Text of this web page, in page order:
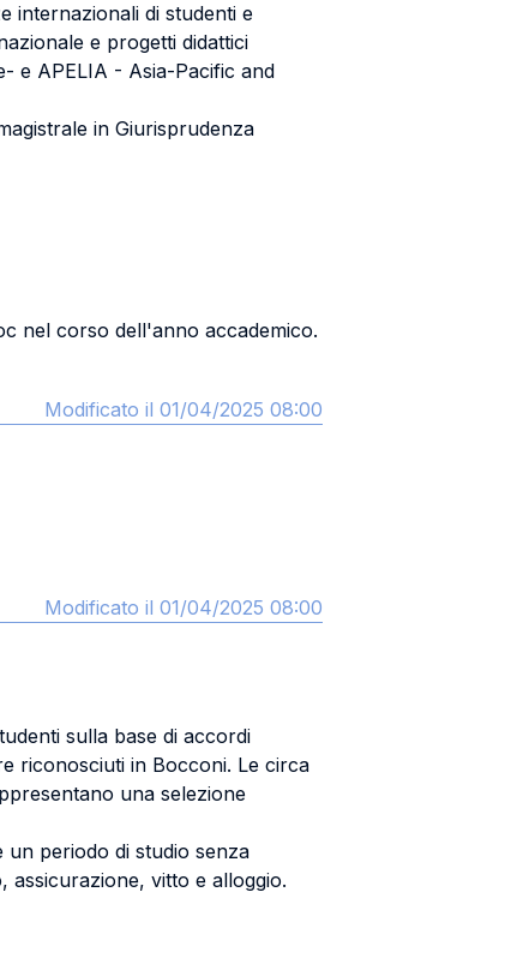
internazionali di studenti e
e progetti didattici
e APELIA - Asia-Pacific and
in Giurisprudenza
nel corso dell'anno accademico.
Modificato il 01/04/2025 08:00
Modificato il 01/04/2025 08:00
sulla base di accordi
riconosciuti in Bocconi. Le circa
una selezione
periodo di studio senza
assicurazione, vitto e alloggio.